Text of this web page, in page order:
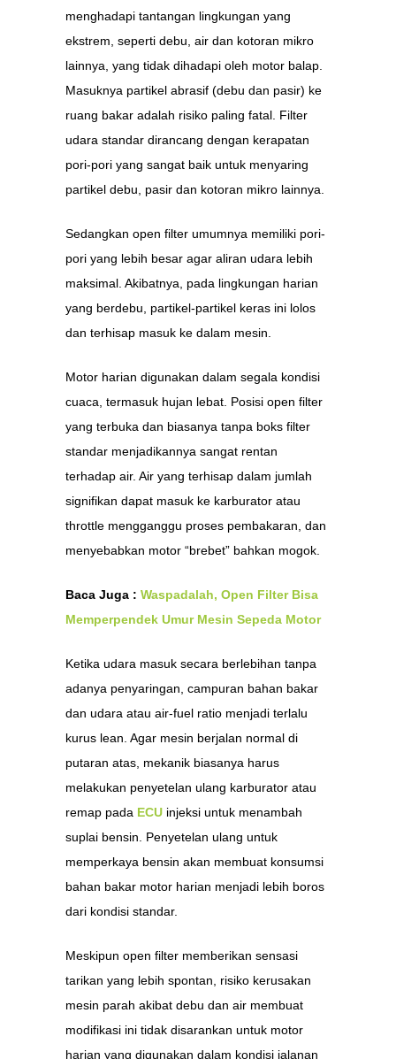
menghadapi tantangan lingkungan yang
ekstrem, seperti debu, air dan kotoran mikro
lainnya, yang tidak dihadapi oleh motor balap.
Masuknya partikel abrasif (debu dan pasir) ke
ruang bakar adalah risiko paling fatal. Filter
udara standar dirancang dengan kerapatan
pori-pori yang sangat baik untuk menyaring
partikel debu, pasir dan kotoran mikro lainnya.
Sedangkan open filter umumnya memiliki pori-
pori yang lebih besar agar aliran udara lebih
maksimal. Akibatnya, pada lingkungan harian
yang berdebu, partikel-partikel keras ini lolos
dan terhisap masuk ke dalam mesin.
Motor harian digunakan dalam segala kondisi
cuaca, termasuk hujan lebat. Posisi open filter
yang terbuka dan biasanya tanpa boks filter
standar menjadikannya sangat rentan
terhadap air. Air yang terhisap dalam jumlah
signifikan dapat masuk ke karburator atau
throttle mengganggu proses pembakaran, dan
menyebabkan motor “brebet” bahkan mogok.
Baca Juga : Waspadalah, Open Filter Bisa
Memperpendek Umur Mesin Sepeda Motor
Ketika udara masuk secara berlebihan tanpa
adanya penyaringan, campuran bahan bakar
dan udara atau air-fuel ratio menjadi terlalu
kurus lean. Agar mesin berjalan normal di
putaran atas, mekanik biasanya harus
melakukan penyetelan ulang karburator atau
remap pada ECU injeksi untuk menambah
suplai bensin. Penyetelan ulang untuk
memperkaya bensin akan membuat konsumsi
bahan bakar motor harian menjadi lebih boros
dari kondisi standar.
Meskipun open filter memberikan sensasi
tarikan yang lebih spontan, risiko kerusakan
mesin parah akibat debu dan air membuat
modifikasi ini tidak disarankan untuk motor
harian yang digunakan dalam kondisi jalanan